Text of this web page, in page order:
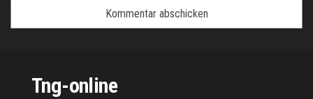
Tng-online